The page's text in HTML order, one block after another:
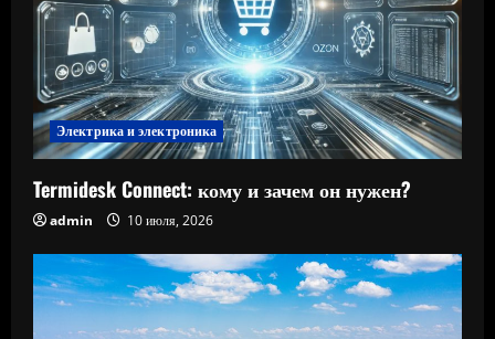
Электрика и электроника
Termidesk Connect: кому и зачем он нужен?
admin 10 июля, 2026